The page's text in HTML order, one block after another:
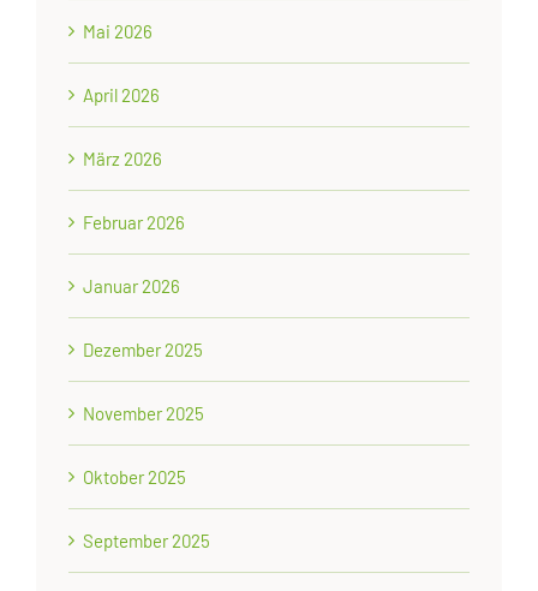
Mai 2026
April 2026
März 2026
Februar 2026
Januar 2026
Dezember 2025
November 2025
Oktober 2025
September 2025